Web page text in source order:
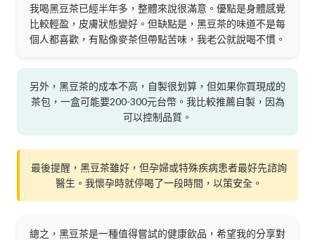
我喝黑豆茶已經半年多，整體來說很滿意。優點是身體感覺
比較輕盈，皮膚狀態變好。但缺點是，黑豆茶的味道不是每
個人都喜歡，有點像麥茶但帶點苦味，我老公就說喝不慣。
另外，黑豆茶的成本不高，自製很划算，但如果你買現成的
茶包，一盒可能要200-300元台幣。我比較推薦自製，因為
可以控制品質。
最後提醒，黑豆茶雖好，但孕婦或特殊疾病患者最好先諮詢
醫生。我懷孕時就停喝了一段時間，以策安全。
總之，黑豆茶是一種值得嘗試的健康飲品，希望我的分享對